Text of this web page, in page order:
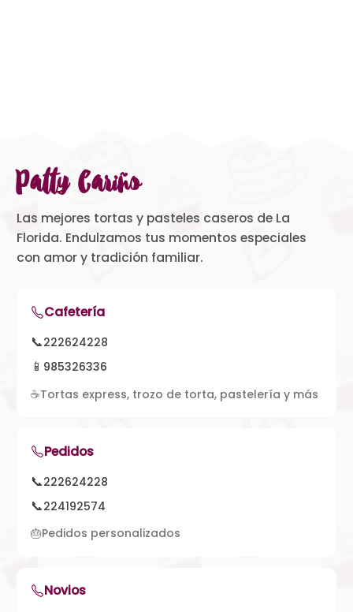
Patty Cariño
Las mejores tortas y pasteles caseros de La
Florida. Endulzamos tus momentos especiales
con amor y tradición familiar.
Cafetería
📞222624228
📱 985326336
☕Tortas express, trozo de torta, pastelería y más
Pedidos
📞222624228
📞224192574
🎂Pedidos personalizados
Novios